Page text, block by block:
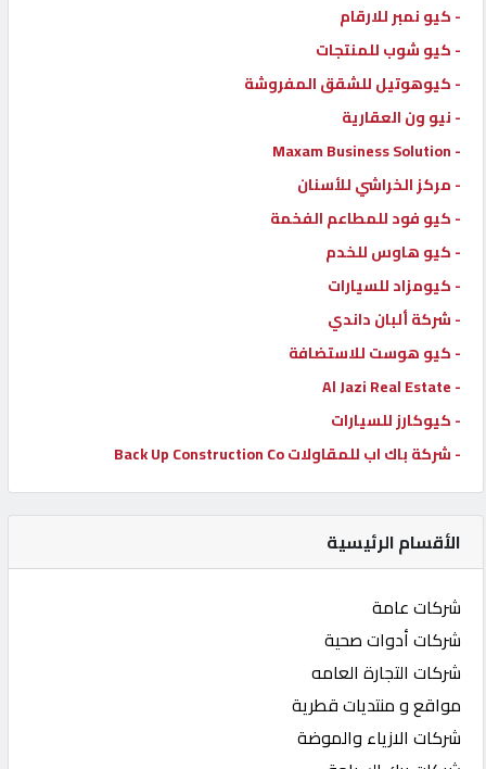
الدليل
القطري
POWERED
- كيو نمبر للارقام
- كيو شوب للمنتجات
- كيوهوتيل للشقق المفروشة
- نيو ون العقارية
- Maxam Business Solution
- مركز الخراشي للأسنان
- كيو فود للمطاعم الفخمة
- كيو هاوس للخدم
- كيومزاد للسيارات
- شركة ألبان داندي
- كيو هوست للاستضافة
- Al Jazi Real Estate
- كيوكارز للسيارات
- شركة باك اب للمقاولات Back Up Construction Co
الأقسام الرئيسية
شركات عامة
شركات أدوات صحية
شركات التجارة العامه
مواقع و منتديات قطرية
شركات الازياء والموضة